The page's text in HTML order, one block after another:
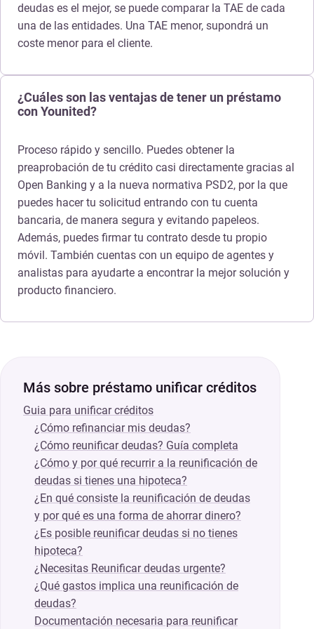
deudas es el mejor, se puede comparar la TAE de cada
una de las entidades. Una TAE menor, supondrá un
coste menor para el cliente.
¿Cuáles son las ventajas de tener un préstamo
con Younited?
Proceso rápido y sencillo. Puedes obtener la
preaprobación de tu crédito casi directamente gracias al
Open Banking y a la nueva normativa PSD2, por la que
puedes hacer tu solicitud entrando con tu cuenta
bancaria, de manera segura y evitando papeleos.
Además, puedes firmar tu contrato desde tu propio
móvil. También cuentas con un equipo de agentes y
analistas para ayudarte a encontrar la mejor solución y
producto financiero.
Más sobre préstamo unificar créditos
Guia para unificar créditos
¿Cómo refinanciar mis deudas?
¿Cómo reunificar deudas? Guía completa
¿Cómo y por qué recurrir a la reunificación de
deudas si tienes una hipoteca?
¿En qué consiste la reunificación de deudas
y por qué es una forma de ahorrar dinero?
¿Es posible reunificar deudas si no tienes
hipoteca?
¿Necesitas Reunificar deudas urgente?
¿Qué gastos implica una reunificación de
deudas?
Documentación necesaria para reunificar